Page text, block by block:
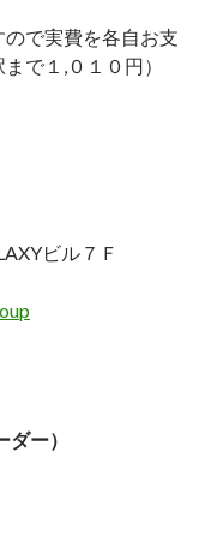
で実費を各自お支
で１,０１０円）
ビル７Ｆ
ー）